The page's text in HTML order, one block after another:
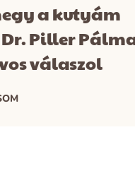
a kutyám
Dr. Piller
válaszol